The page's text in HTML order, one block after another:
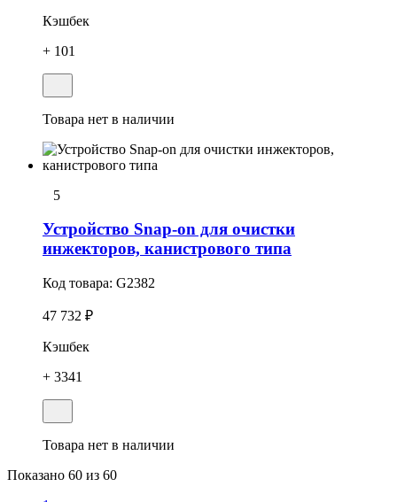
Кэшбек
+ 101
Товара нет в наличии
5
Устройство Snap-on для очистки
инжекторов, канистрового типа
Код товара: G2382
47 732 ₽
Кэшбек
+ 3341
Товара нет в наличии
Показано 60 из 60